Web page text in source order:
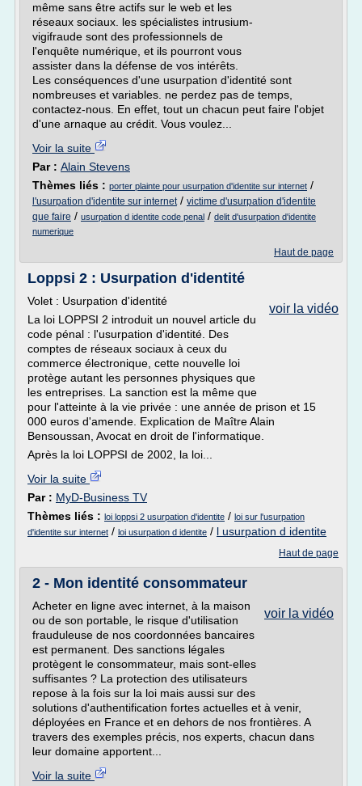
même sans être actifs sur le web et les
réseaux sociaux. les spécialistes intrusium-
vigifraude sont des professionnels de
l'enquête numérique, et ils pourront vous
assister dans la défense de vos intérêts.
Les conséquences d'une usurpation d'identité sont
nombreuses et variables. ne perdez pas de temps,
contactez-nous. En effet, tout un chacun peut faire l'objet
d'une arnaque au crédit. Vous voulez...
Voir la suite
Par : Alain Stevens
Thèmes liés : porter plainte pour usurpation d'identite sur internet /
l'usurpation d'identite sur internet/ victime d'usurpation d'identite
que faire / usurpation d identite code penal / delit d'usurpation d'identite
numerique
Haut de page
Loppsi 2 : Usurpation d'identité
voir la vidéo
Volet : Usurpation d'identité
La loi LOPPSI 2 introduit un nouvel article du
code pénal : l'usurpation d'identité. Des
comptes de réseaux sociaux à ceux du
commerce électronique, cette nouvelle loi
protège autant les personnes physiques que
les entreprises. La sanction est la même que
pour l'atteinte à la vie privée : une année de prison et 15
000 euros d'amende. Explication de Maître Alain
Bensoussan, Avocat en droit de l'informatique.
Après la loi LOPPSI de 2002, la loi...
Voir la suite
Par : MyD-Business TV
Thèmes liés : loi loppsi 2 usurpation d'identite / loi sur l'usurpation
d'identite sur internet / loi usurpation d identite / l usurpation d identite
Haut de page
2 - Mon identité consommateur
voir la vidéo
Acheter en ligne avec internet, à la maison
ou de son portable, le risque d'utilisation
frauduleuse de nos coordonnées bancaires
est permanent. Des sanctions légales
protègent le consommateur, mais sont-elles
suffisantes ? La protection des utilisateurs
repose à la fois sur la loi mais aussi sur des
solutions d'authentification fortes actuelles et à venir,
déployées en France et en dehors de nos frontières. A
travers des exemples précis, nos experts, chacun dans
leur domaine apportent...
Voir la suite